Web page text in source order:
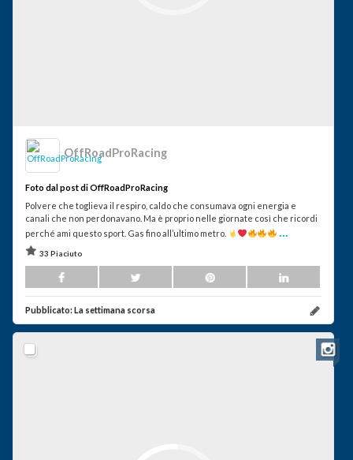
OffRoadProRacing
Foto dal post di OffRoadProRacing
Polvere che toglieva il respiro, caldo che consumava ogni energia e
canali che non perdonavano. Ma è proprio nelle giornate così che ricordi
perché ami questo sport. Gas fino all’ultimo metro.
...
33 Piaciuto
Pubblicato:La settimana scorsa